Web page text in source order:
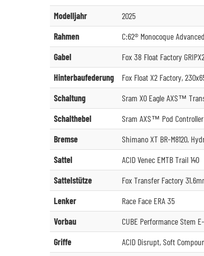
Modelljahr
2025
Rahmen
C:62® Monocoque
Gabel
Fox 38 Float Factory
Hinterbaufederung
Fox Float X2 Factory,
Schaltung
Sram X0 Eagle AXS™
Schalthebel
Sram AXS™ Pod Controller
Bremse
Shimano XT BR-M8120,
Sattel
ACID Venec EMTB Trail 140
Sattelstütze
Fox Transfer Factory
Lenker
Race Face ERA 35
Vorbau
CUBE Performance Stem
Griffe
ACID Disrupt, Soft